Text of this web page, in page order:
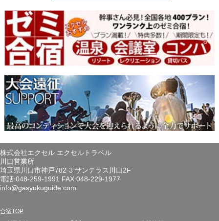
株式会社エクセル エクセルトラベル
川口営業所
埼玉県川口市神戸782-3 サンテラス川口2F
電話:048-259-1991 FAX:048-229-1977
info@gasyukuguide.com
合宿TOP